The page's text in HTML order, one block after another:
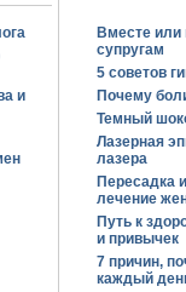
и
Вместе или
супругам
5 советов
Почему
Темный
Лазерная
лазера
Пересадка
лечение
Путь к
и привычек
7 причин,
каждый